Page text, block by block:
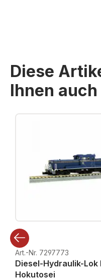
Diese
Ihnen
Produktgalerie
Art.-Nr. 7297773
Diesel-Hydraulik-Lok
Hokutosei